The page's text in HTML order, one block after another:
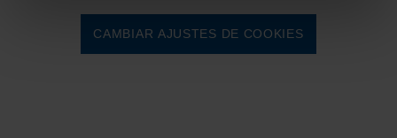
CAMBIAR AJUSTES DE COOKIES